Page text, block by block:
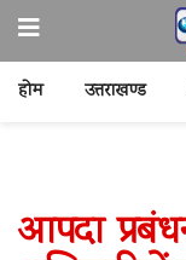
होम उत्तराखण्ड
आपदा